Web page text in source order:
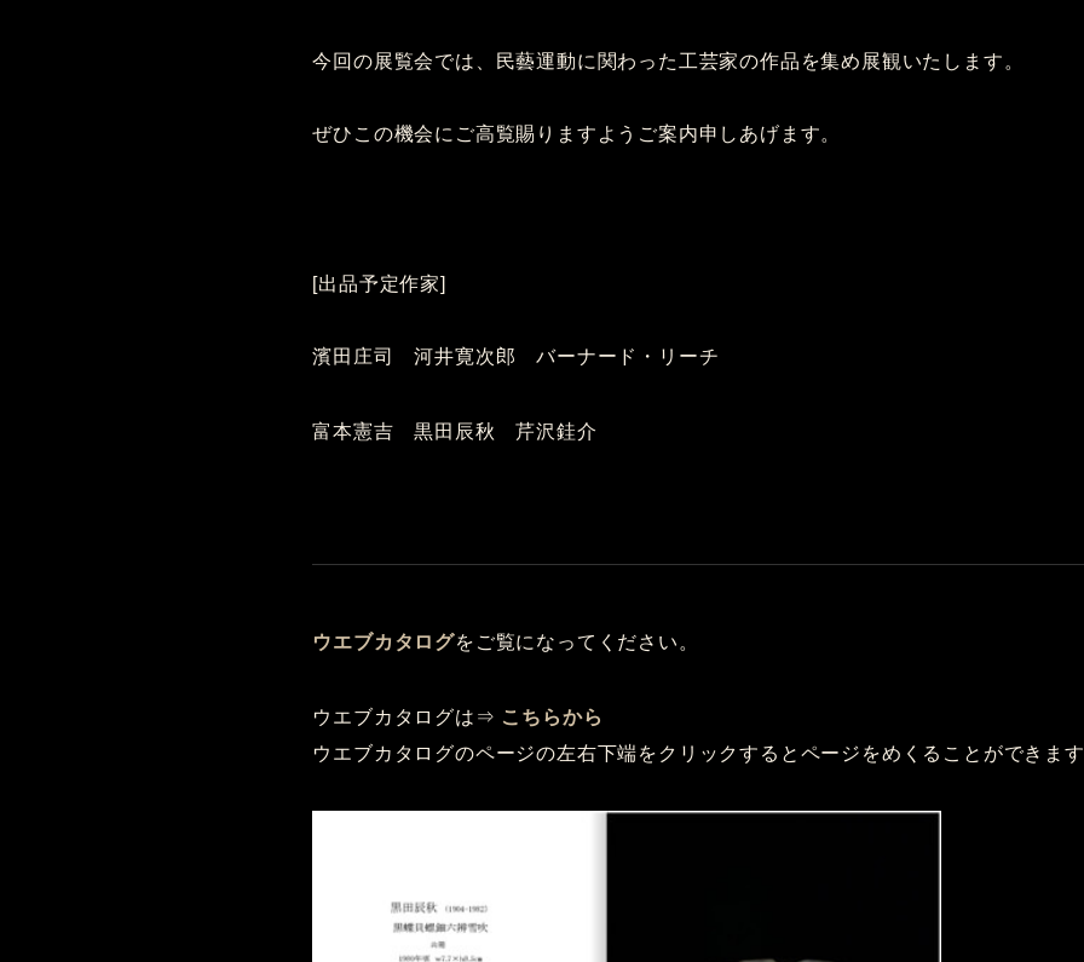
今回の展覧会では、民藝運動に関わった工芸家の作品を集め展観いたします。
ぜひこの機会にご高覧賜りますようご案内申しあげます。
[出品予定作家]
濱田庄司 河井寛次郎 バーナード・リーチ
富本憲吉 黒田辰秋 芹沢銈介
ウエブカタログをご覧になってください。
ウエブカタログは⇒ こちらから
ウエブカタログのページの左右下端をクリックするとページをめくることができま